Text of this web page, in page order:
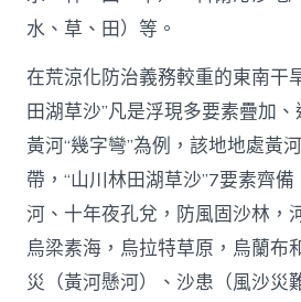
水、草、田）等。
在荒涼化防治義務較重的東南干
田湖草沙”凡是浮現多要素疊加
黃河“幾字彎”為例，該地地處黃
帶，“山川林田湖草沙”7要素齊
河、十年夜孔兌，防風固沙林，
烏梁素海，烏拉特草原，烏蘭布
災（黃河懸河）、沙患（風沙災